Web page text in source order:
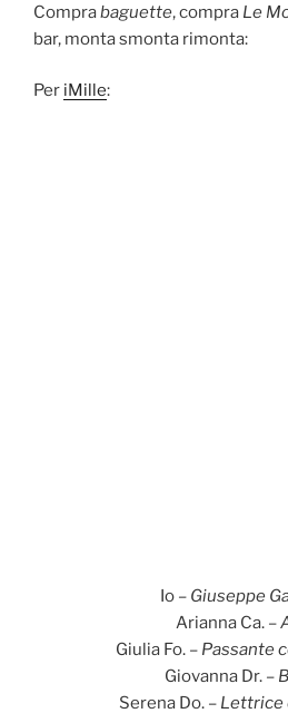
Comprabaguette, compra Le
bar, monta smonta rimonta:
Per iMille:
Io – Giuseppe
Arianna Ca. –
Giulia Fo. – Passante
Giovanna Dr. –
Serena Do. – Lettrice